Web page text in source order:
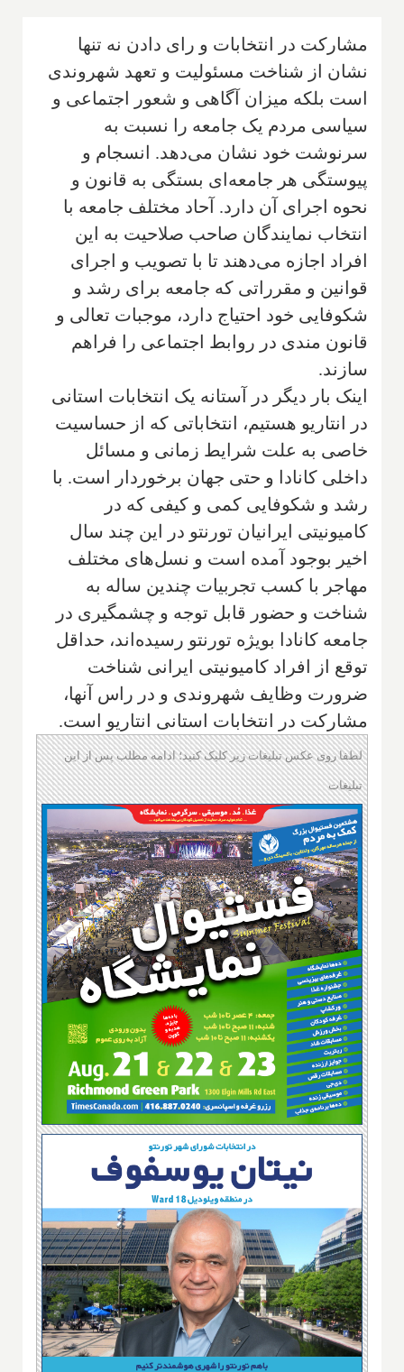
مشارکت در انتخابات و رای دادن نه تنها
نشان از شناخت مسئولیت و تعهد شهروندی
است بلکه میزان آگاهی و شعور اجتماعی و
سیاسی مردم یک جامعه را نسبت به
سرنوشت خود نشان می‌دهد. انسجام و
پیوستگی هر جامعه‌ای بستگی به قانون و
نحوه اجرای آن دارد. آحاد مختلف جامعه با
انتخاب نمایندگان صاحب صلاحیت به این
افراد اجازه می‌دهند تا با تصویب و اجرای
قوانین و مقرراتی که جامعه برای رشد و
شکوفایی خود احتیاج دارد، موجبات تعالی و
قانون مندی در روابط اجتماعی را فراهم
سازند.
اینک بار دیگر در آستانه یک انتخابات استانی
در انتاریو هستیم، انتخاباتی که از حساسیت
خاصی به علت شرایط زمانی و مسائل
داخلی کانادا و حتی جهان برخوردار است. با
رشد و شکوفایی کمی و کیفی که در
کامیونیتی ایرانیان تورنتو در این چند سال
اخیر بوجود آمده است و نسل‌های مختلف
مهاجر با کسب تجربیات چندین ساله به
شناخت و حضور قابل توجه و چشمگیری در
جامعه کانادا بویژه تورنتو رسیده‌اند، حداقل
توقع از افراد کامیونیتی ایرانی شناخت
ضرورت وظایف شهروندی و در راس آنها،
مشارکت در انتخابات استانی انتاریو است.
لطفا روی عکس تبلیغات زیر کلیک کنید؛ ادامه مطلب پس از این
تبلیغات